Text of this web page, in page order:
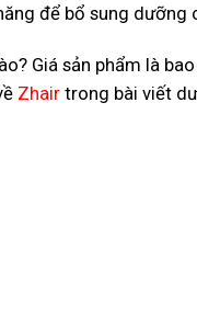
để bổ sung
Giá sản phẩm là
Zhair trong bài viết